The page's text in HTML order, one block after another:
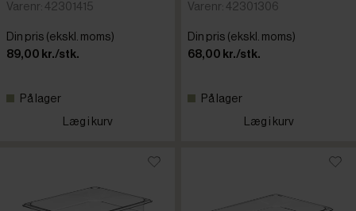
Varenr: 42301415
Din pris (ekskl. moms)
89,00 kr./stk.
På lager
Læg i kurv
Varenr: 42301306
Din pris (ekskl. moms)
68,00 kr./stk.
På lager
Læg i kurv